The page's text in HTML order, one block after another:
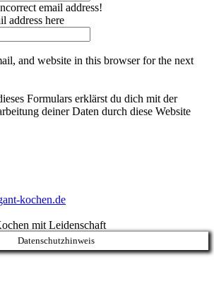
email address!
address here
and website in this browser for the next
Formulars erklärst du dich mit der
deiner Daten durch diese Website
kochen.de
mit Leidenschaft
Datenschutzhinweis